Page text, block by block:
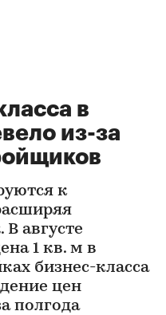
в
из-за
к
августе
1 кв. м в
бизнес-класса
цен
полгода